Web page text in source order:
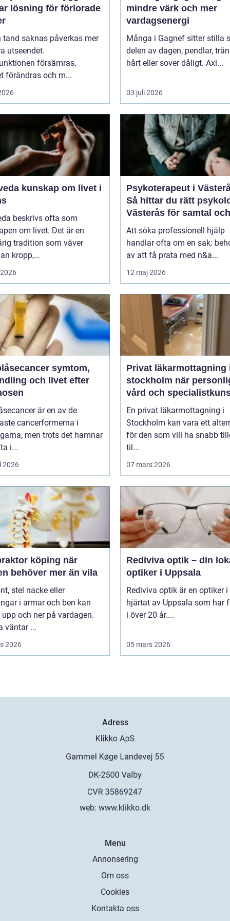
lösning för förlorade
tand saknas påverkas mer
utseendet.
försämras,
förändras och m...
mindre värk och mer
vardagsenergi
Många i Gagnef sitter stilla
delen av dagen, pendlar,
hårt eller sover dåligt. Axl...
03 juli 2026
om livet i
beskrivs ofta som
om livet. Det är en
tradition som väver
kropp,...
Psykoterapeut i
Så hittar du rätt
Västerås för samtal och
terapi
Att söka professionell hjälp
handlar ofta om en sak:
av att få prata med n&a...
12 maj 2026
symtom,
och livet efter
är en av de
cancerformerna i
men trots det hamnar
i...
2026
Privat läkarmottagning
stockholm när personlig
vård och
är viktig
En privat läkarmottagning i
Stockholm kan vara ett
för den som vill ha snabb
til...
07 mars 2026
köping när
behöver mer än vila
stel nacke eller
i armar och ben kan
och ner på vardagen.
väntar ...
2026
Rediviva optik – din
optiker i Uppsala
Rediviva optik är en optiker i
hjärtat av Uppsala som har
i över 20 år....
05 mars 2026
Adress
web: www.klikko.dk
Menu
Annonsering
Om oss
Cookies
Kontakta oss